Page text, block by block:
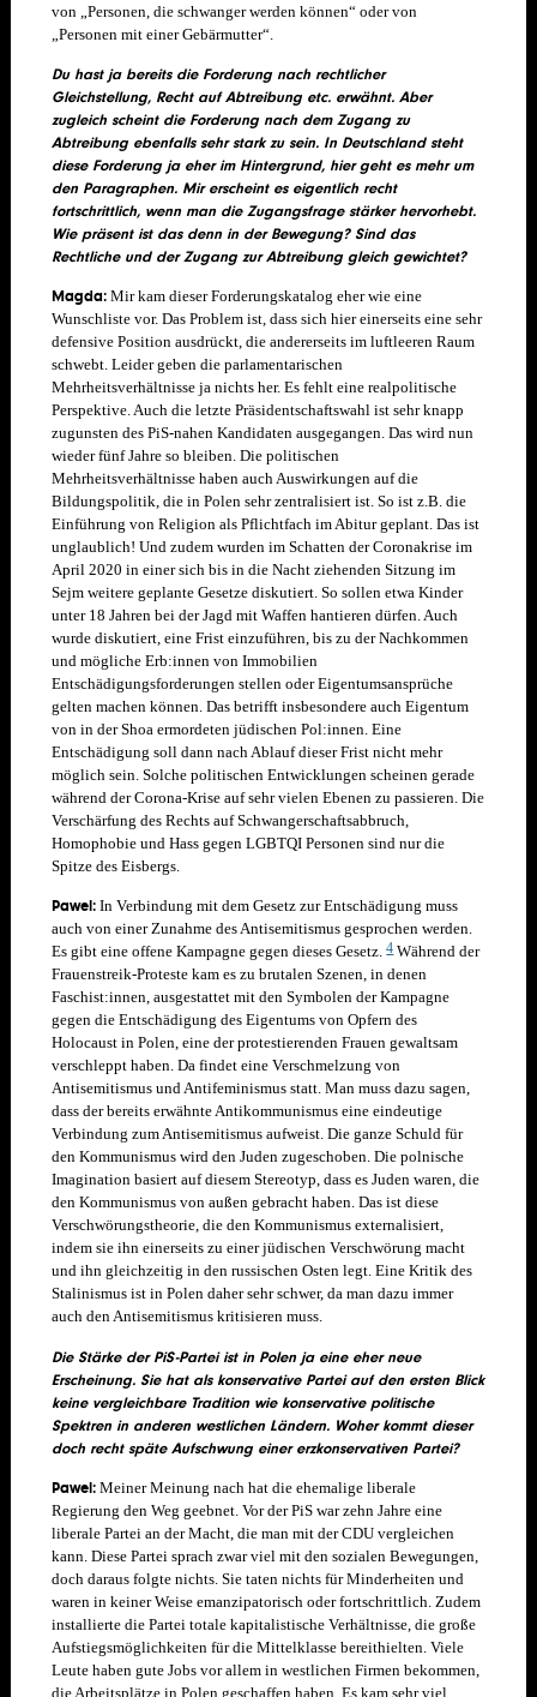
von „Personen, die schwanger werden können“ oder von
„Personen mit einer Gebärmutter“.
Du hast ja bereits die Forderung nach rechtlicher
Gleichstellung, Recht auf Abtreibung etc. erwähnt. Aber
zugleich scheint die Forderung nach dem Zugang zu
Abtreibung ebenfalls sehr stark zu sein. In Deutschland steht
diese Forderung ja eher im Hintergrund, hier geht es mehr um
den Paragraphen. Mir erscheint es eigentlich recht
fortschrittlich, wenn man die Zugangsfrage stärker hervorhebt.
Wie präsent ist das denn in der Bewegung? Sind das
Rechtliche und der Zugang zur Abtreibung gleich gewichtet?
Magda: Mir kam dieser Forderungskatalog eher wie eine
Wunschliste vor. Das Problem ist, dass sich hier einerseits eine sehr
defensive Position ausdrückt, die andererseits im luftleeren Raum
schwebt. Leider geben die parlamentarischen
Mehrheitsverhältnisse ja nichts her. Es fehlt eine realpolitische
Perspektive. Auch die letzte Präsidentschaftswahl ist sehr knapp
zugunsten des PiS-nahen Kandidaten ausgegangen. Das wird nun
wieder fünf Jahre so bleiben. Die politischen
Mehrheitsverhältnisse haben auch Auswirkungen auf die
Bildungspolitik, die in Polen sehr zentralisiert ist. So ist z.B. die
Einführung von Religion als Pflichtfach im Abitur geplant. Das ist
unglaublich! Und zudem wurden im Schatten der Coronakrise im
April 2020 in einer sich bis in die Nacht ziehenden Sitzung im
Sejm weitere geplante Gesetze diskutiert. So sollen etwa Kinder
unter 18 Jahren bei der Jagd mit Waffen hantieren dürfen. Auch
wurde diskutiert, eine Frist einzuführen, bis zu der Nachkommen
und mögliche Erb:innen von Immobilien
Entschädigungsforderungen stellen oder Eigentumsansprüche
gelten machen können. Das betrifft insbesondere auch Eigentum
von in der Shoa ermordeten jüdischen Pol:innen. Eine
Entschädigung soll dann nach Ablauf dieser Frist nicht mehr
möglich sein. Solche politischen Entwicklungen scheinen gerade
während der Corona-Krise auf sehr vielen Ebenen zu passieren. Die
Verschärfung des Rechts auf Schwangerschaftsabbruch,
Homophobie und Hass gegen LGBTQI Personen sind nur die
Spitze des Eisbergs.
Pawel: In Verbindung mit dem Gesetz zur Entschädigung muss
auch von einer Zunahme des Antisemitismus gesprochen werden.
Es gibt eine offene Kampagne gegen dieses Gesetz. 4 Während der
Frauenstreik-Proteste kam es zu brutalen Szenen, in denen
Faschist:innen, ausgestattet mit den Symbolen der Kampagne
gegen die Entschädigung des Eigentums von Opfern des
Holocaust in Polen, eine der protestierenden Frauen gewaltsam
verschleppt haben. Da findet eine Verschmelzung von
Antisemitismus und Antifeminismus statt. Man muss dazu sagen,
dass der bereits erwähnte Antikommunismus eine eindeutige
Verbindung zum Antisemitismus aufweist. Die ganze Schuld für
den Kommunismus wird den Juden zugeschoben. Die polnische
Imagination basiert auf diesem Stereotyp, dass es Juden waren, die
den Kommunismus von außen gebracht haben. Das ist diese
Verschwörungstheorie, die den Kommunismus externalisiert,
indem sie ihn einerseits zu einer jüdischen Verschwörung macht
und ihn gleichzeitig in den russischen Osten legt. Eine Kritik des
Stalinismus ist in Polen daher sehr schwer, da man dazu immer
auch den Antisemitismus kritisieren muss.
Die Stärke der PiS-Partei ist in Polen ja eine eher neue
Erscheinung. Sie hat als konservative Partei auf den ersten Blick
keine vergleichbare Tradition wie konservative politische
Spektren in anderen westlichen Ländern. Woher kommt dieser
doch recht späte Aufschwung einer erzkonservativen Partei?
Pawel: Meiner Meinung nach hat die ehemalige liberale
Regierung den Weg geebnet. Vor der PiS war zehn Jahre eine
liberale Partei an der Macht, die man mit der CDU vergleichen
kann. Diese Partei sprach zwar viel mit den sozialen Bewegungen,
doch daraus folgte nichts. Sie taten nichts für Minderheiten und
waren in keiner Weise emanzipatorisch oder fortschrittlich. Zudem
installierte die Partei totale kapitalistische Verhältnisse, die große
Aufstiegsmöglichkeiten für die Mittelklasse bereithielten. Viele
Leute haben gute Jobs vor allem in westlichen Firmen bekommen,
die Arbeitsplätze in Polen geschaffen haben. Es kam sehr viel